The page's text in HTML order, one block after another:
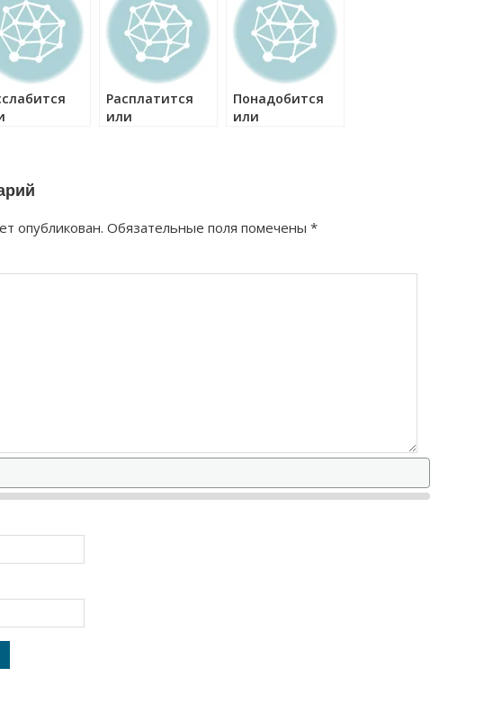
Расплатится
или
Понадобится
или
опубликован. Обязательные поля помечены *